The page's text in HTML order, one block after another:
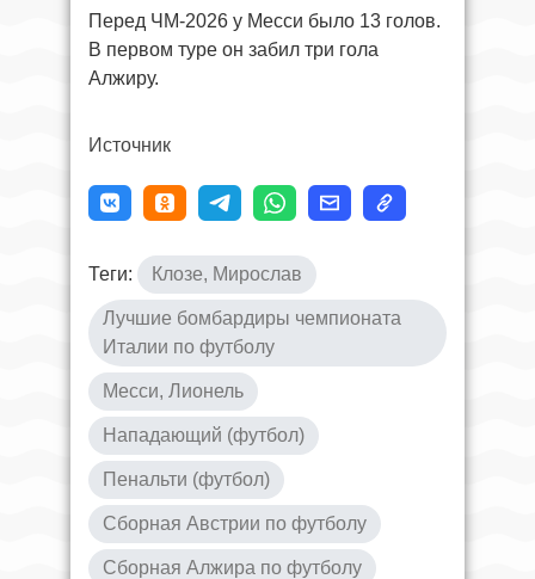
Перед ЧМ-2026 у Месси было 13 голов.
В первом туре он забил три гола
Алжиру.
Источник
Теги: Клозе, Мирослав
Лучшие бомбардиры чемпионата
Италии по футболу
Месси, Лионель
Нападающий (футбол)
Пенальти (футбол)
Сборная Австрии по футболу
Сборная Алжира по футболу